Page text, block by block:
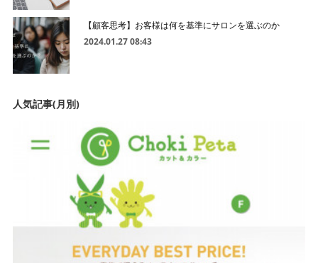
【顧客思考】お客様は何を基準にサロンを選ぶのか
2024.01.27 08:43
人気記事(月別)